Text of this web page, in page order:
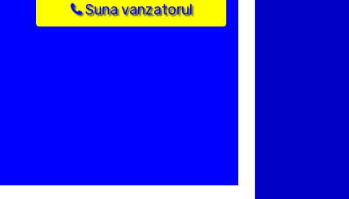
Suna vanzatorul